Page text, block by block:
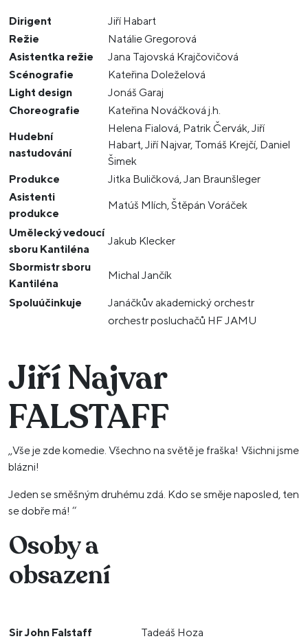
Dirigent
Jiří Habart
Režie
Natálie Gregorová
Asistentka režie
Jana Tajovská Krajčovičová
Scénografie
Kateřina Doleželová
Light design
Jonáš Garaj
Choreografie
Kateřina Nováčková j.h.
Hudební
nastudování
Helena Fialová, Patrik Červák, Jiří
Habart, Jiří Najvar, Tomáš Krejčí, Daniel
Šimek
Produkce
Jitka Buličková, Jan Braunšleger
Asistenti
produkce
Matúš Mlích, Štěpán Voráček
Umělecký vedoucí
sboru Kantiléna
Jakub Klecker
Sbormistr sboru
Kantiléna
Michal Jančík
Spoluúčinkuje
Janáčkův akademický orchestr
orchestr posluchačů HF JAMU
Jiří Najvar
FALSTAFF
,,Vše je zde komedie. Všechno na světě je fraška! Všichni jsme
blázni!
Jeden se směšným druhému zdá. Kdo se směje naposled, ten
se dobře má! ‘‘
Osoby a
obsazení
Sir John Falstaff
Tadeáš Hoza